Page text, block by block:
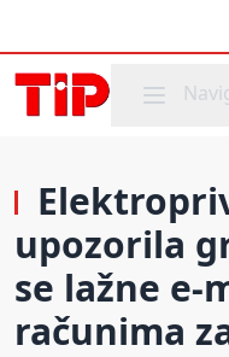
Mobile
upozorila
se lažne e-
računima